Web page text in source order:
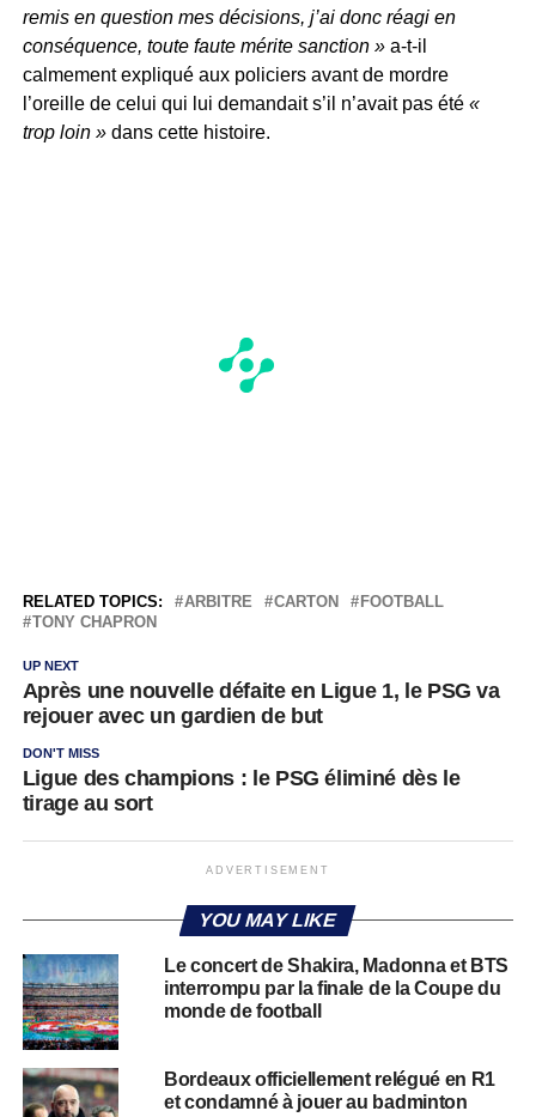
remis en question mes décisions, j’ai donc réagi en
conséquence, toute faute mérite sanction »a-t-il
calmement expliqué aux policiers avant de mordre
l’oreille de celui qui lui demandait s’il n’avait pas été «
trop loin »dans cette histoire.
RELATED TOPICS: ARBITRE CARTON
FOOTBALL
TONY CHAPRON
UP NEXT
Après une nouvelle défaite en Ligue 1, le PSG va
rejouer avec un gardien de but
DON'T MISS
Ligue des champions : le PSG éliminé dès le
tirage au sort
ADVERTISEMENT
YOU MAY LIKE
Le concert de Shakira, Madonna et BTS
interrompu par la finale de la Coupe du
monde de football
Bordeaux officiellement relégué en R1
et condamné à jouer au badminton